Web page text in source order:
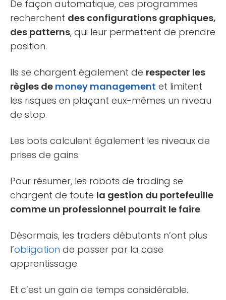
De façon automatique, ces programmes
recherchent des configurations graphiques,
des patterns, qui leur permettent de prendre
position.
Ils se chargent également de respecter les
règles de money management et limitent
les risques en plaçant eux-mêmes un niveau
de stop.
Les bots calculent également les niveaux de
prises de gains.
Pour résumer, les robots de trading se
chargent de toute la gestion du portefeuille
comme un professionnel pourrait le faire.
Désormais, les traders débutants n’ont plus
l’obligation de passer par la case
apprentissage.
Et c’est un gain de temps considérable.